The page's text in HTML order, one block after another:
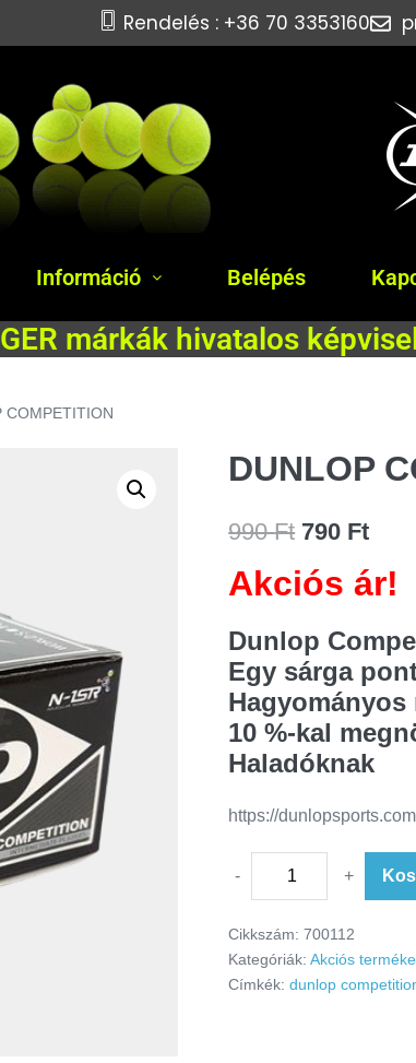
Rendelés : +36 70 3353160
Információ Belépés
márkák hivatalos
COMPETITION
DUNLOP
990Ft 790 Ft
Akciós ár!
Dunlop
Egy sárga
Hagyományos
10 %-kal
Haladóknak
https://
- +
Cikkszám:700112
Kategóriák:Akciós
Címkék:dunlop